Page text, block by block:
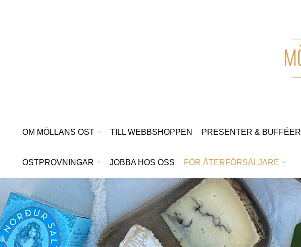
OM MÖLLANS OST TILL WEBBSHOPPEN PRESENTER & BUFFÉER
OSTPROVNINGAR JOBBA HOS OSS FÖR ÅTERFÖRSÄLJARE